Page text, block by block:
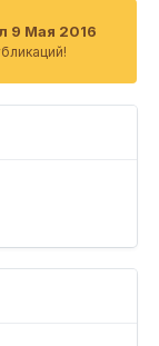
9 Мая 2016